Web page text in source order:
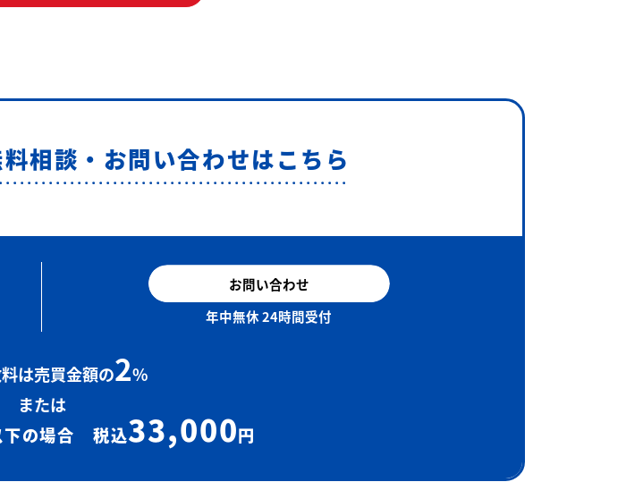
相談・お問い合わせはこちら
お問い合わせ
年中無休 24時間受付
は売買金額の2%
または
下の場合 税込33,000円